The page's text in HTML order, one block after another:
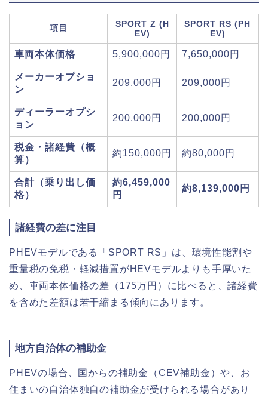
項目
SPORT Z (H
EV)
SPORT RS (PH
EV)
車両本体価格 5,900,000円 7,650,000円
メーカーオプショ
ン
209,000円 209,000円
ディーラーオプシ
ョン
200,000円 200,000円
税金・諸経費（概
算）
約150,000円 約80,000円
合計（乗り出し価
格）
約6,459,000
円
約8,139,000円
諸経費の差に注目
PHEVモデルである「SPORT RS」は、環境性能割や
重量税の免税・軽減措置がHEVモデルよりも手厚いた
め、車両本体価格の差（175万円）に比べると、諸経費
を含めた差額は若干縮まる傾向にあります。
地方自治体の補助金
PHEVの場合、国からの補助金（CEV補助金）や、お
住まいの自治体独自の補助金が受けられる場合があり